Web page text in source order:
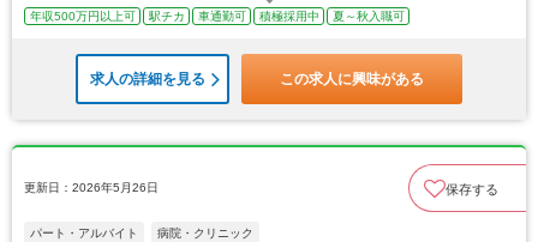
年収500万円以上可 駅チカ 車通勤可 積極採用中 夏～秋入職可
求人の詳細を見る この求人に興味がある
更新日：2026年5月26日 保存する
パート・アルバイト 病院・クリニック